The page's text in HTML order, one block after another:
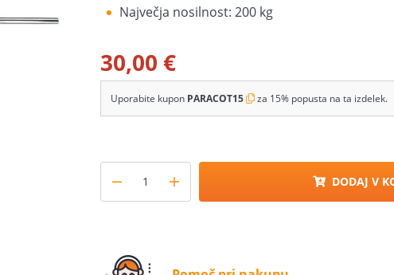
Največja nosilnost: 200 kg
30,00 €
Uporabite kupon PARACOT15 za 15% popusta na ta izdelek.
DODAJ V